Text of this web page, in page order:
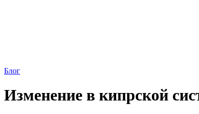
Блог
Изменение в кипрской